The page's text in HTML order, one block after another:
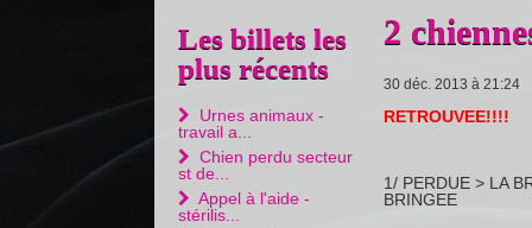
Les billets les
plus récents
Urnes animaux -
travail a...
Chien perdu secteur
st de...
Appel à l'aide -
stérilis...
2
30 déc. 2013 à 21:24
RETROUVEE!!!!
1/ PERDUE > LA
BRINGEE